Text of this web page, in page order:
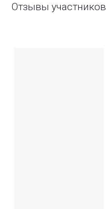
Отзывы участников